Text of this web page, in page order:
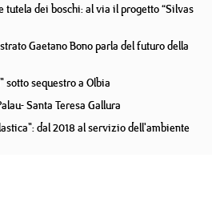
tutela dei boschi: al via il progetto “Silvas
Gaetano Bono parla del futuro della
sequestro a Olbia
Santa Teresa Gallura
dal 2018 al servizio dell'ambiente